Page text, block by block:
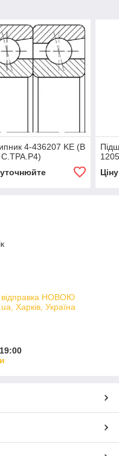
4-436207 KE (В
С.ТРА.Р4)
уточнюйте
відправка НОВОЮ
Харків, Україна